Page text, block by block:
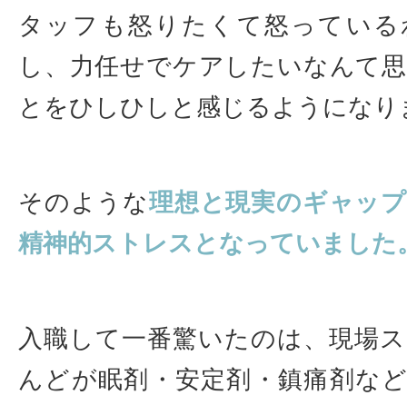
タッフも怒りたくて怒ってい
し、力任せでケアしたいなんて
とをひしひしと感じるようになり
そのような理想と現実のギャッ
精神的ストレスとなっていました
入職して一番驚いたのは、現場
んどが眠剤・安定剤・鎮痛剤な